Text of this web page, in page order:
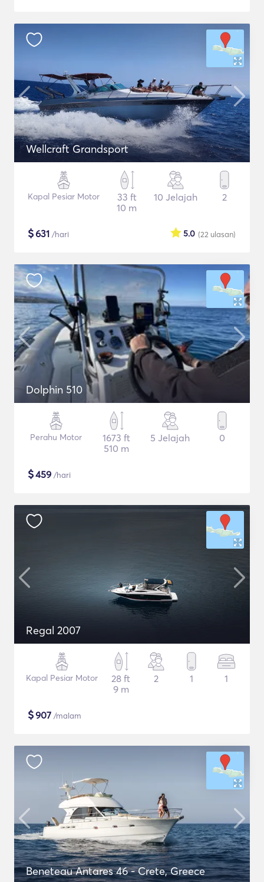
Wellcraft Grandsport
Kapal Pesiar Motor
33 ft
10 m
10 Jelajah 2
$631 /hari (22 ulasan)
5.0
Dolphin 510
Perahu Motor
1673 ft
510 m
5 Jelajah 0
$459 /hari
Regal 2007
Kapal Pesiar Motor
28 ft
9 m
2 1 1
$907 /malam
Beneteau Antares 46 - Crete, Greece